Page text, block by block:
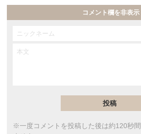
コメント欄を非表示
※一度コメントを投稿した後は約120秒